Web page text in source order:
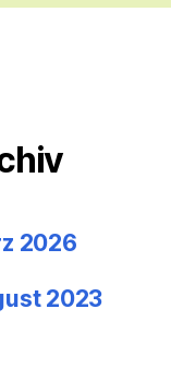
2026
2023